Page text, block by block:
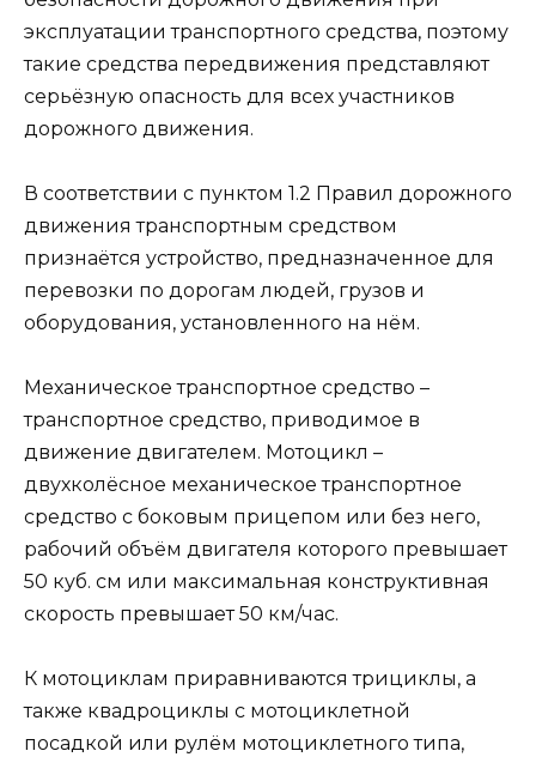
эксплуатации транспортного средства, поэтому
такие средства передвижения представляют
серьёзную опасность для всех участников
дорожного движения.
В соответствии с пунктом 1.2 Правил дорожного
движения транспортным средством
признаётся устройство, предназначенное для
перевозки по дорогам людей, грузов и
оборудования, установленного на нём.
Механическое транспортное средство –
транспортное средство, приводимое в
движение двигателем. Мотоцикл –
двухколёсное механическое транспортное
средство с боковым прицепом или без него,
рабочий объём двигателя которого превышает
50 куб. см или максимальная конструктивная
скорость превышает 50 км/час.
К мотоциклам приравниваются трициклы, а
также квадроциклы с мотоциклетной
посадкой или рулём мотоциклетного типа,